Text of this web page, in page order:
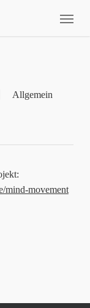
Allgemein
mind-movement